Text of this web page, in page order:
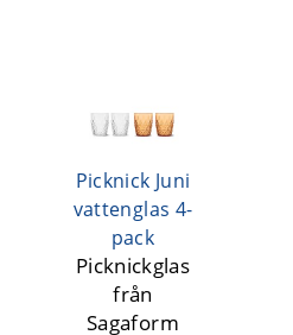
Picknick Juni
vattenglas 4-
pack
Picknickglas
från
Sagaform